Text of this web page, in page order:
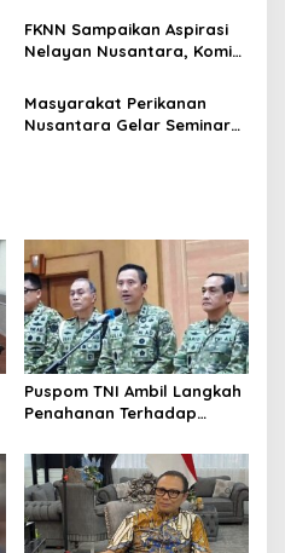
FKNN Sampaikan Aspirasi
Nelayan Nusantara, Komisi
PP Nomor 11/2023
Masyarakat Perikanan
Nusantara Gelar Seminar
​Puspom TNI Ambil Langkah
Penahanan Terhadap